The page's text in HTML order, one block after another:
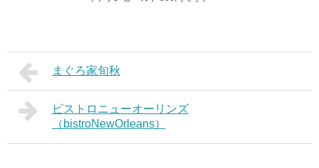
まぐろ家旬秋
ビストロニューオーリンズ
（bistroNewOrleans）